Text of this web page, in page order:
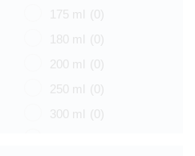
175 ml
(0)
180 ml
(0)
200 ml
(0)
250 ml
(0)
300 ml
(0)